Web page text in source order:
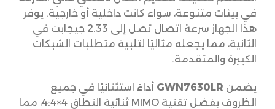
في بيئات متنوعة، سواء كانت داخلية أو خارجية. يوفر
هذا الجهاز سرعة اتصال تصل إلى 2.33 جيجابت في
الثانية، مما يجعله مثاليًا لتلبية متطلبات الشبكات
الكبيرة والمتقدمة.
يضمن GWN7630LR أداءً استثنائيًا في جميع
الظروف بفضل تقنية MIMO ثنائية النطاق 4×4:4، مما